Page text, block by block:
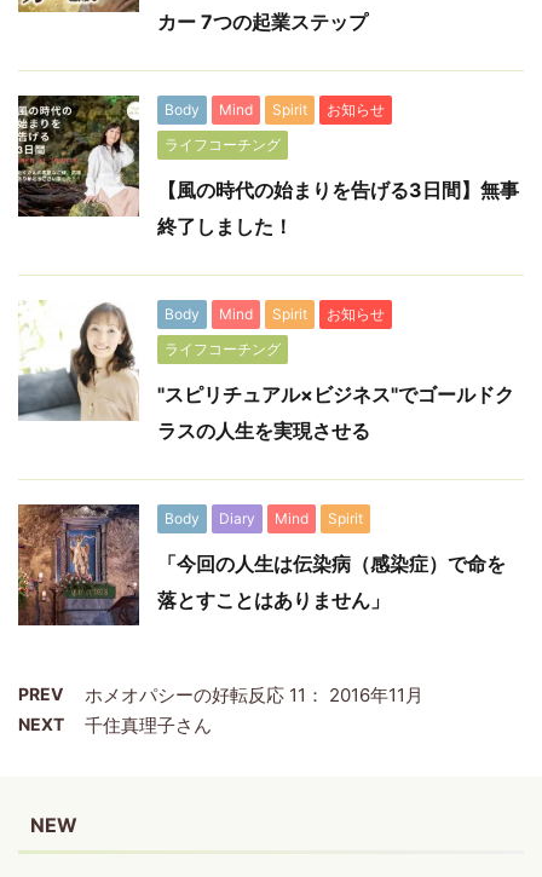
カー 7つの起業ステップ
Body Mind Spirit
お知らせ
ライフコーチング
【風の時代の始まりを告げる3日間】無事
終了しました！
Body Mind Spirit
お知らせ
ライフコーチング
"スピリチュアル×ビジネス"でゴールドク
ラスの人生を実現させる
Body Diary Mind Spirit
「今回の人生は伝染病（感染症）で命を
落とすことはありません」
PREV ホメオパシーの好転反応 11： 2016年11月
NEXT 千住真理子さん
NEW